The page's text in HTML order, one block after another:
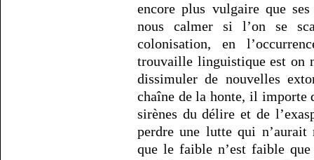
encore plus vulgaire que
nous calmer si l’on se
colonisation, en
trouvaille linguistique est on
dissimuler de nouvelles
chaîne de la honte, il importe
sirènes du délire et de
perdre une lutte qui n’aurait
que le faible n’est faible